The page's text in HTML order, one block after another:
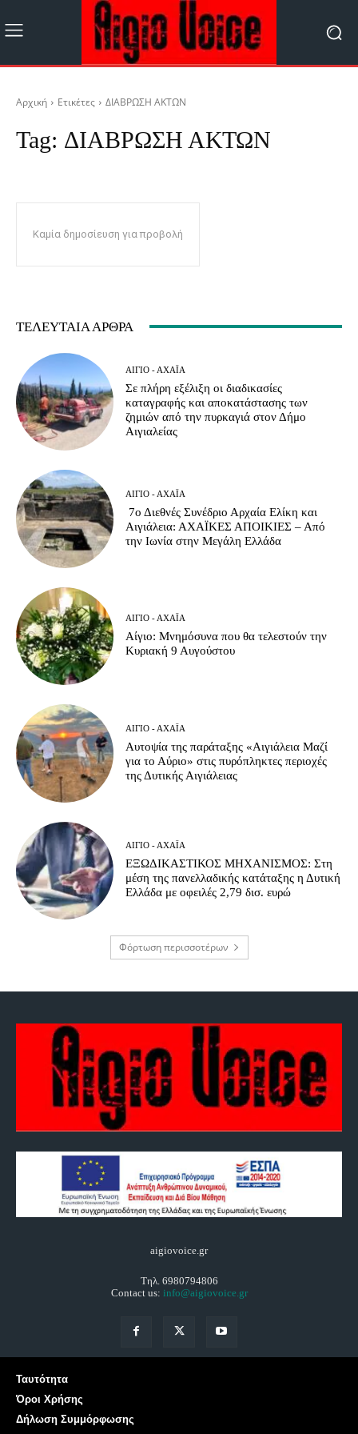
Αρχική Ετικέτες ΔΙΑΒΡΩΣΗ ΑΚΤΩΝ
Tag: ΔΙΑΒΡΩΣΗ ΑΚΤΩΝ
Καμία δημοσίευση για προβολή
ΤΕΛΕΥΤΑΊΑ ΆΡΘΡΑ
ΑΊΓΙΟ - ΑΧΑΪ́Α
Σε πλήρη εξέλιξη οι διαδικασίες
καταγραφής και αποκατάστασης των
ζημιών από την πυρκαγιά στον Δήμο
Αιγιαλείας
ΑΊΓΙΟ - ΑΧΑΪ́Α
7ο Διεθνές Συνέδριο Αρχαία Ελίκη και
Αιγιάλεια: ΑΧΑΪΚΕΣ ΑΠΟΙΚΙΕΣ – Από
την Ιωνία στην Μεγάλη Ελλάδα
ΑΊΓΙΟ - ΑΧΑΪ́Α
Αίγιο: Μνημόσυνα που θα τελεστούν την
Κυριακή 9 Αυγούστου
ΑΊΓΙΟ - ΑΧΑΪ́Α
Αυτοψία της παράταξης «Αιγιάλεια Μαζί
για το Αύριο» στις πυρόπληκτες περιοχές
της Δυτικής Αιγιάλειας
ΑΊΓΙΟ - ΑΧΑΪ́Α
ΕΞΩΔΙΚΑΣΤΙΚΟΣ ΜΗΧΑΝΙΣΜΟΣ: Στη
μέση της πανελλαδικής κατάταξης η Δυτική
Ελλάδα με οφειλές 2,79 δισ. ευρώ
Φόρτωση περισσοτέρων
aigiovoice.gr
Τηλ. 6980794806
Contact us: info@aigiovoice.gr
Ταυτότητα
Όροι Χρήσης
Δήλωση Συμμόρφωσης